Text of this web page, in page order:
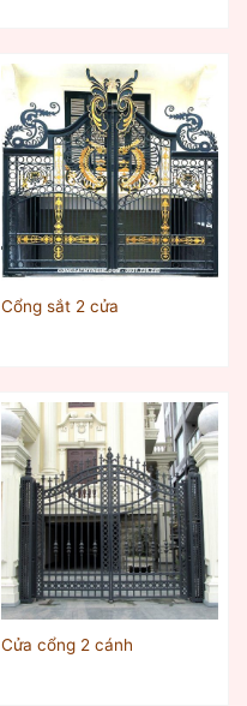
Cổng sắt 2 cửa
Cửa cổng 2 cánh